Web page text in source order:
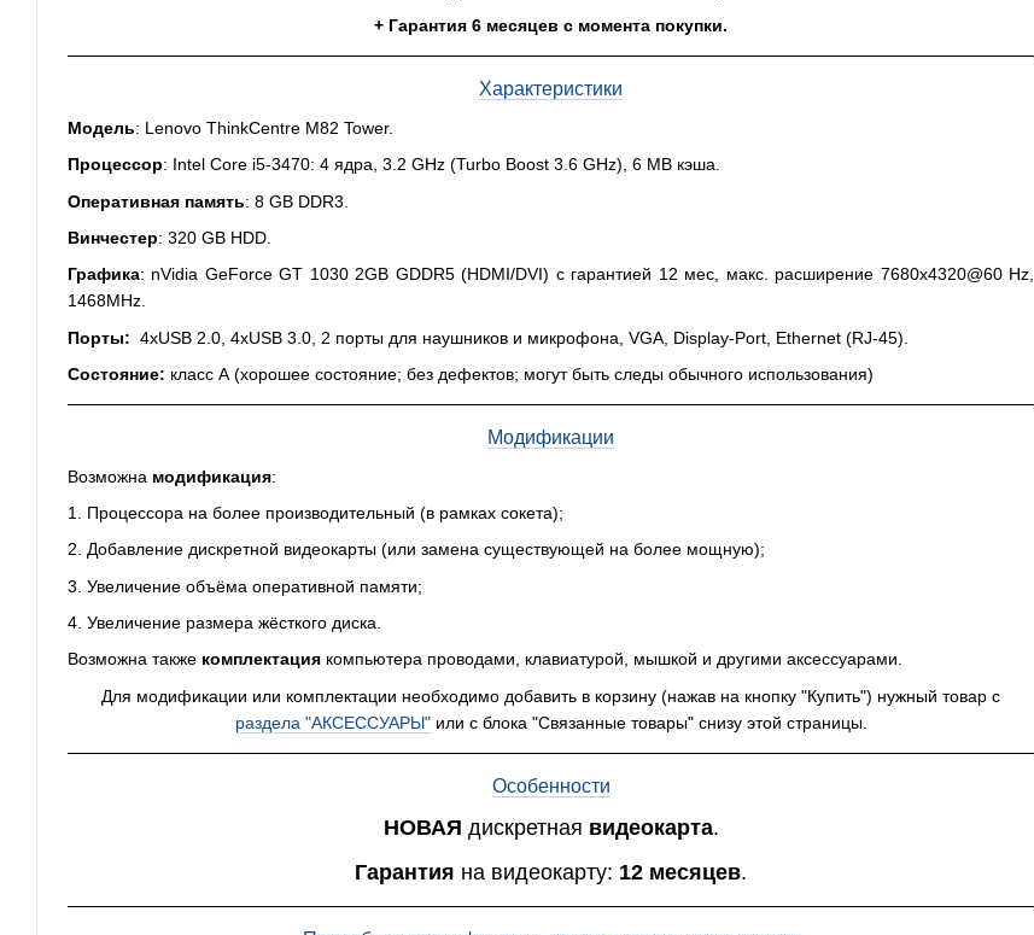
+ Гарантия 6 месяцев с момента покупки.
Характеристики
Модель: Lenovo ThinkCentre M82 Tower.
Процессор: Intel Core i5-3470: 4 ядра, 3.2 GHz (Turbo Boost 3.6 GHz), 6 MB кэша.
Оперативная память: 8 GB DDR3.
Винчестер: 320 GB HDD.
Графика: nVidia GeForce GT 1030 2GB GDDR5 (HDMI/DVI) с гарантией 12 мес, макс. расширение 7680x4320@60 Hz,
1468MHz.
Порты: 4хUSB 2.0, 4xUSB 3.0, 2 порты для наушников и микрофона, VGA, Display-Port, Ethernet (RJ-45).
Состояние: класс А (хорошее состояние; без дефектов; могут быть следы обычного использования)
Модификации
Возможна модификация:
1. Процессора на более производительный (в рамках сокета);
2. Добавление дискретной видеокарты (или замена существующей на более мощную);
3. Увеличение объёма оперативной памяти;
4. Увеличение размера жёсткого диска.
Возможна также комплектация компьютера проводами, клавиатурой, мышкой и другими аксессуарами.
Для модификации или комплектации необходимо добавить в корзину (нажав на кнопку "Купить") нужный товар с
раздела "АКСЕССУАРЫ"или с блока "Связанные товары" снизу этой страницы.
Особенности
НОВАЯ дискретная видеокарта.
Гарантия на видеокарту: 12 месяцев.